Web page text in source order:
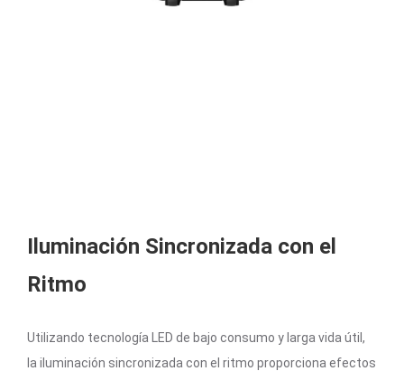
Iluminación Sincronizada con el
Ritmo
Utilizando tecnología LED de bajo consumo y larga vida útil,
la iluminación sincronizada con el ritmo proporciona efectos